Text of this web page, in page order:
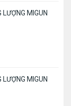
LƯỢNG MIGUN
LƯỢNG MIGUN